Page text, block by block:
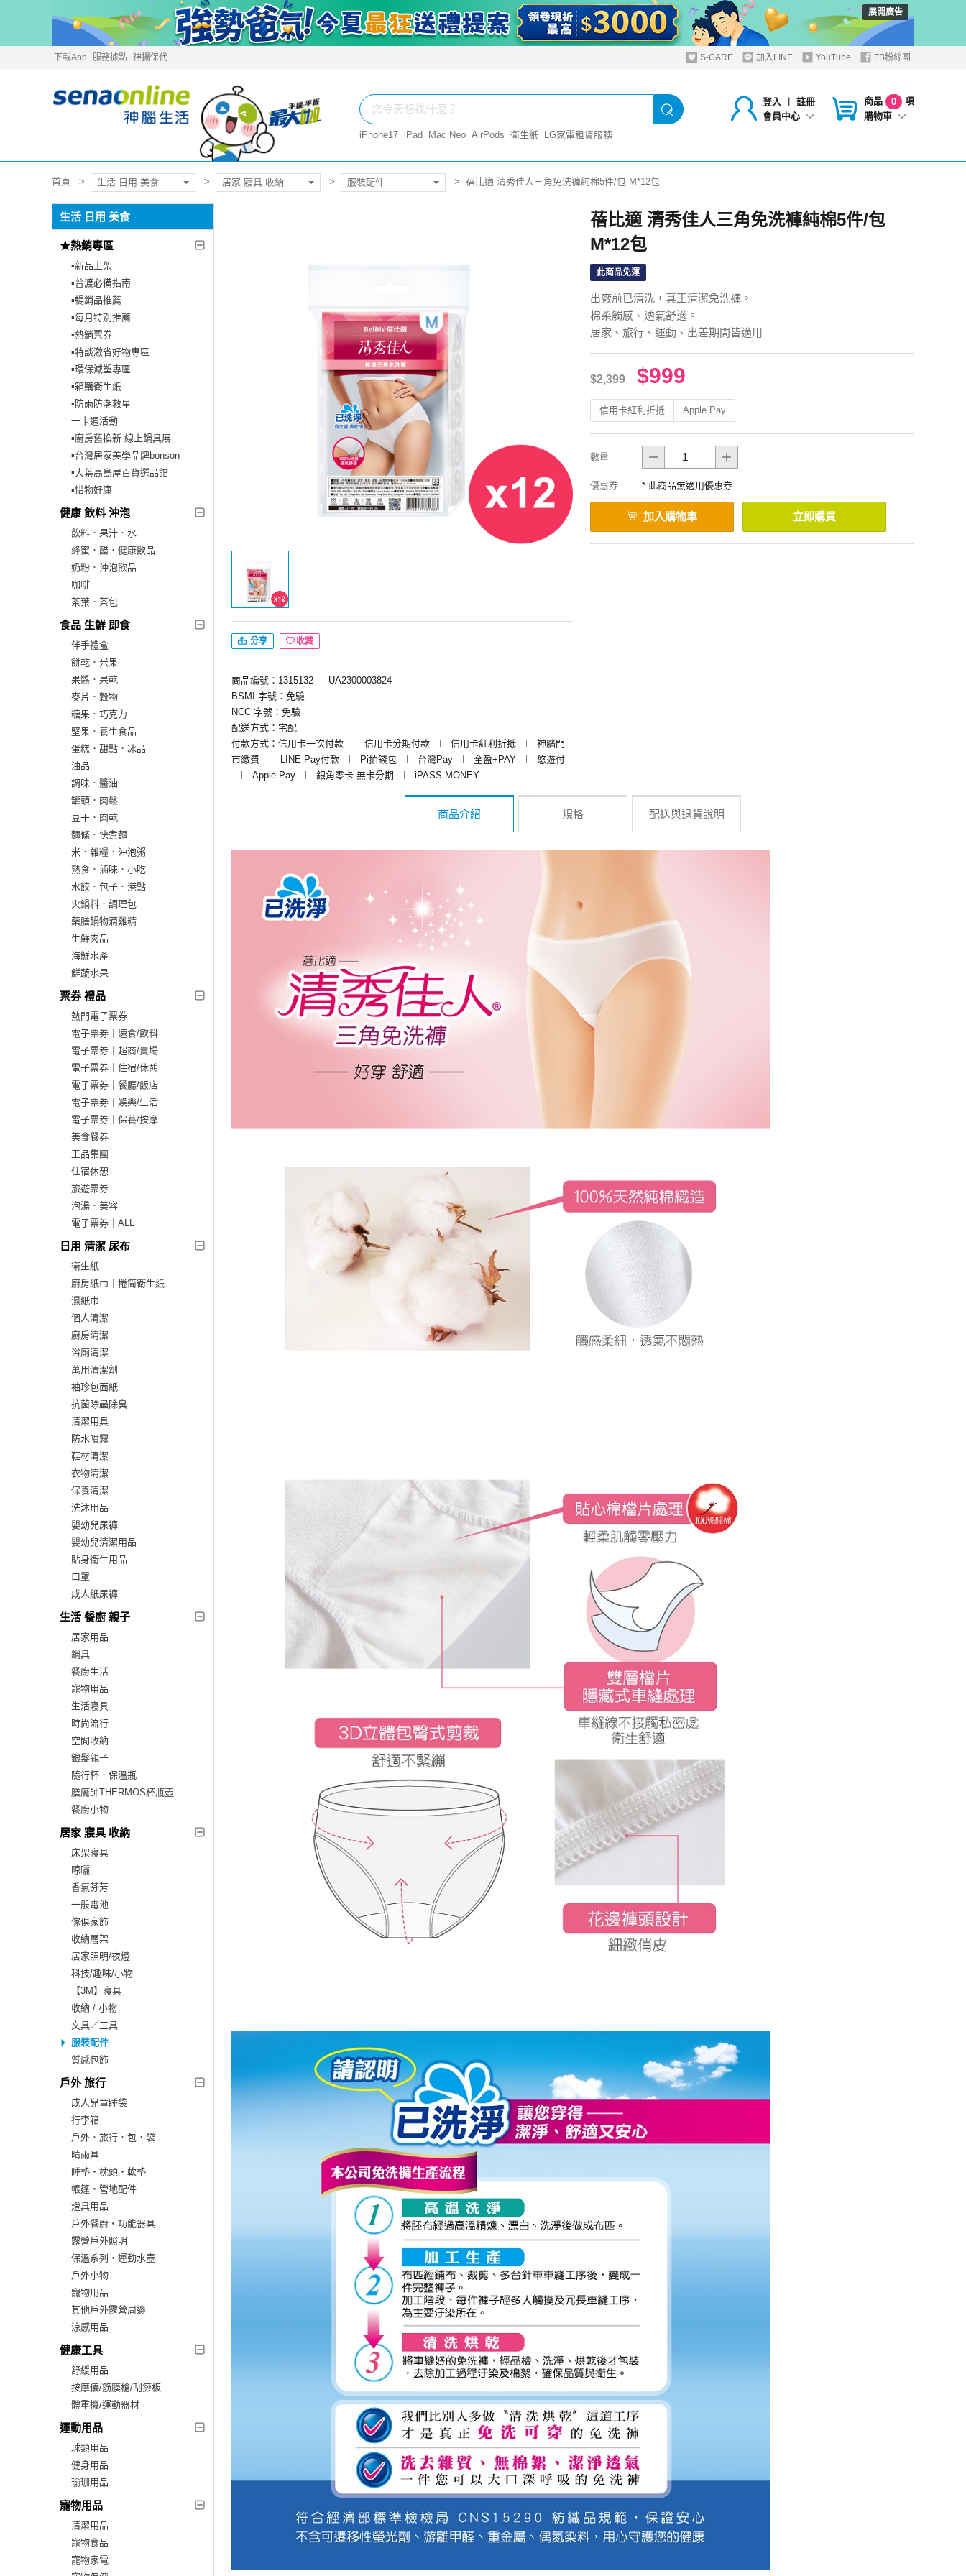
展開廣告
下載App 服務據點 神揚保代 S-CARE 加入LINE YouTube FB粉絲團
登入 ︱
註冊
會員中心
商品 0
項
購物車
iPhone17 iPad Mac Neo AirPods 衛生紙 LG家電租賃服務
首頁 生活 日用 美食 居家 寢具 收納 服裝配件 蓓比適 清秀佳人三角免洗褲純棉5件/包 M*12包
生活 日用 美食
★熱銷專區
▪︎新品上架
▪︎普渡必備指南
▪︎暢銷品推薦
▪︎每月特別推薦
▪︎熱銷票券
▪︎特談激省好物專區
▪︎環保減塑專區
▪︎箱購衛生紙
▪︎防雨防潮救星
一卡通活動
▪︎廚房舊換新 線上鍋具展
▪︎台灣居家美學品牌bonson
▪︎大葉高島屋百貨選品館
▪︎惜物好康
健康 飲料 沖泡
飲料．果汁．水
蜂蜜．醋．健康飲品
奶粉．沖泡飲品
咖啡
茶葉．茶包
食品 生鮮 即食
伴手禮盒
餅乾．米果
果醬．果乾
麥片．穀物
糖果．巧克力
堅果．養生食品
蛋糕．甜點．冰品
油品
調味．醬油
罐頭．肉鬆
豆干．肉乾
麵條．快煮麵
米．雜糧．沖泡粥
熟食．滷味．小吃
水餃．包子．港點
火鍋料．調理包
藥膳鍋物滴雞精
生鮮肉品
海鮮水產
鮮蔬水果
票券 禮品
熱門電子票券
電子票券｜速食/飲料
電子票券｜超商/賣場
電子票券｜住宿/休憩
電子票券｜餐廳/飯店
電子票券｜娛樂/生活
電子票券｜保養/按摩
美食餐券
王品集團
住宿休憩
旅遊票券
泡湯．美容
電子票券｜ALL
日用 清潔 尿布
衛生紙
廚房紙巾｜捲筒衛生紙
濕紙巾
個人清潔
廚房清潔
浴廁清潔
萬用清潔劑
袖珍包面紙
抗菌除蟲除臭
清潔用具
防水噴霧
鞋材清潔
衣物清潔
保養清潔
洗沐用品
嬰幼兒尿褲
嬰幼兒清潔用品
貼身衛生用品
口罩
成人紙尿褲
生活 餐廚 親子
居家用品
鍋具
餐廚生活
寵物用品
生活寢具
時尚流行
空間收納
銀髮親子
隨行杯．保溫瓶
膳魔師THERMOS杯瓶壺
餐廚小物
居家 寢具 收納
床架寢具
晾曬
香氣芬芳
一般電池
傢俱家飾
收納層架
居家照明/夜燈
科技/趣味/小物
【3M】寢具
收納 / 小物
文具／工具
服裝配件
質感包飾
戶外 旅行
成人兒童睡袋
行李箱
戶外．旅行．包．袋
晴雨具
睡墊‧枕頭‧軟墊
帳篷‧營地配件
燈具用品
戶外餐廚‧功能器具
露營戶外照明
保溫系列‧運動水壺
戶外小物
寵物用品
其他戶外露營周邊
涼感用品
健康工具
舒緩用品
按摩儀/筋膜槍/刮痧板
體重機/運動器材
運動用品
球類用品
健身用品
瑜珈用品
寵物用品
清潔用品
寵物食品
寵物家電
分享 收藏
商品編號：1315132 ︱
UA2300003824
BSMI 字號：免驗
NCC 字號：免驗
配送方式：宅配
付款方式：信用卡一次付款
︱ 信用卡分期付款 ︱ 信用卡紅利折抵 ︱
神腦門
市繳費
︱ LINE Pay付款 ︱ Pi拍錢包 ︱ 台灣Pay ︱ 全盈+PAY ︱
悠遊付
︱
Apple Pay ︱ 銀角零卡-無卡分期 ︱ iPASS MONEY
蓓比適 清秀佳人三角免洗褲純棉5件/包
M*12包
此商品免運
出廠前已清洗，真正清潔免洗褲。
棉柔觸感、透氣舒適。
居家、旅行、運動、出差期間皆適用
$2,399 $999
信用卡紅利折抵 Apple Pay
數量
優惠券 * 此商品無適用優惠券
加入購物車 立即購買
商品介紹 規格 配送與退貨說明